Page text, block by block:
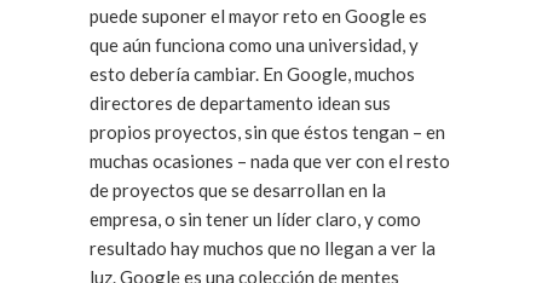
puede suponer el mayor reto en Google es
que aún funciona como una universidad, y
esto debería cambiar. En Google, muchos
directores de departamento idean sus
propios proyectos, sin que éstos tengan – en
muchas ocasiones – nada que ver con el resto
de proyectos que se desarrollan en la
empresa, o sin tener un líder claro, y como
resultado hay muchos que no llegan a ver la
luz. Google es una colección de mentes